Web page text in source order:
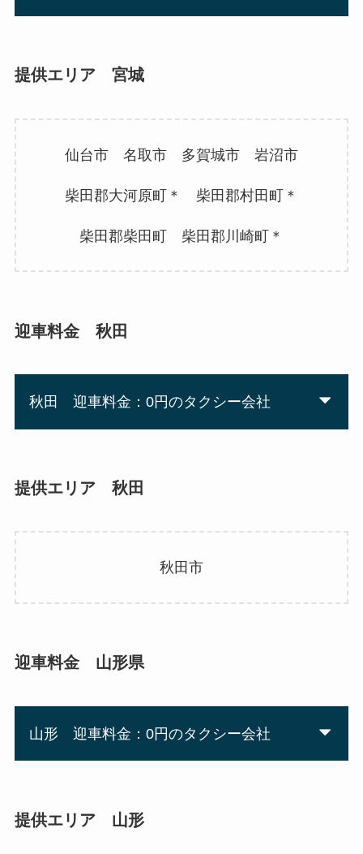
提供エリア 宮城
仙台市 名取市 多賀城市 岩沼市
柴田郡大河原町＊ 柴田郡村田町＊
柴田郡柴田町 柴田郡川崎町＊
迎車料金 秋田
秋田 迎車料金：0円のタクシー会社
提供エリア 秋田
秋田市
迎車料金 山形県
山形 迎車料金：0円のタクシー会社
提供エリア 山形